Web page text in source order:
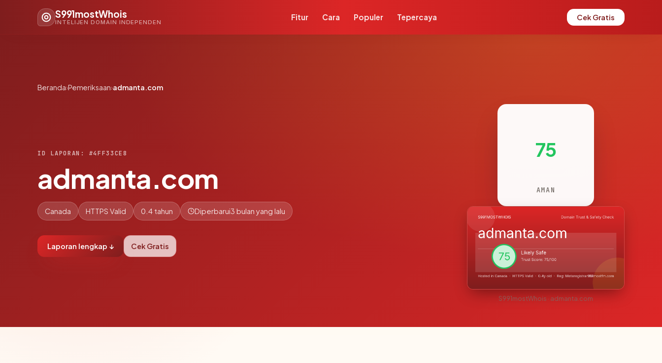
S991mostWhois
INTELIJEN DOMAIN INDEPENDEN
Fitur Cara Populer Tepercaya Cek Gratis
Beranda›Pemeriksaan›admanta.com
ID LAPORAN: #4FF33CE8
admanta.com
Canada HTTPS Valid 0.4 tahun Diperbarui3 bulan yang lalu
Laporan lengkap ↓ Cek Gratis
75
AMAN
S991mostWhois · admanta.com